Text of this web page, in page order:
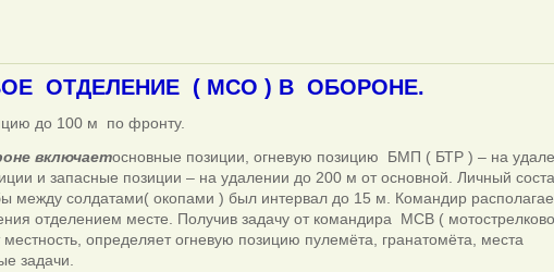
ОТДЕЛЕНИЕ ( МСО ) В ОБОРОНЕ.
до 100 м по фронту.
включаетосновные позиции, огневую позицию БМП ( БТР ) – на
и запасные позиции – на удалении до 200 м от основной. Личный
между солдатами( окопами ) был интервал до 15 м. Командир
отделением месте. Получив задачу от командира МСВ (
местность, определяет огневую позицию пулемёта, гранатомёта, места
задачи.